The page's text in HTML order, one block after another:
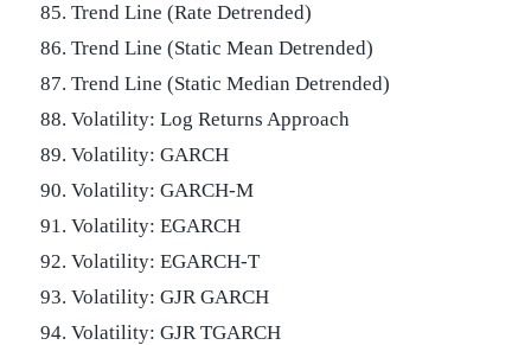
85. Trend Line (Rate Detrended)
86. Trend Line (Static Mean Detrended)
87. Trend Line (Static Median Detrended)
88. Volatility: Log Returns Approach
89. Volatility: GARCH
90. Volatility: GARCH-M
91. Volatility: EGARCH
92. Volatility: EGARCH-T
93. Volatility: GJR GARCH
94. Volatility: GJR TGARCH